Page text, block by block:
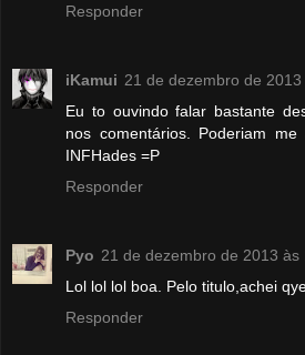
Responder
iKamui 21 de dezembro de
Eu to ouvindo falar bastante
nos comentários. Poderiam
INFHades =P
Responder
Pyo 21 de dezembro de 2013 às
Lol lol lol boa. Pelo titulo,achei
Responder